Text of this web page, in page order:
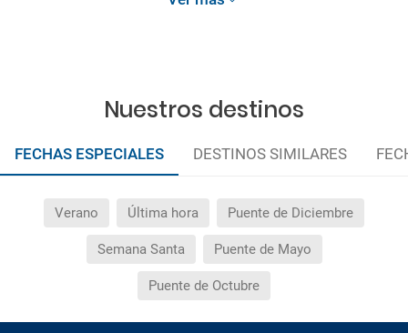
¿Cuáles son los impuestos de entrada y salida del
¿Qué hago si el traslado contratado del aeropuerto
¿Por qué me sale el precio de un niño igual que el
Nuestros destinos
FECHAS ESPECIALES DESTINOS SIMILARES
Verano Última hora Puente de Diciembre
Semana Santa Puente de Mayo
Puente de Octubre